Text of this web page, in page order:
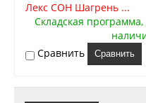
Лекс СОН Шагрень ...
Складская
Сравнить
Сравнить